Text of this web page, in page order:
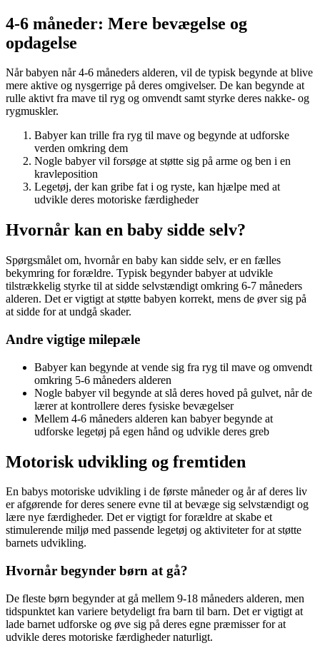
4-6 måneder: Mere bevægelse og
opdagelse
Når babyen når 4-6 måneders alderen, vil de typisk begynde at blive
mere aktive og nysgerrige på deres omgivelser. De kan begynde at
rulle aktivt fra mave til ryg og omvendt samt styrke deres nakke- og
rygmuskler.
Babyer kan trille fra ryg til mave og begynde at udforske
verden omkring dem
Nogle babyer vil forsøge at støtte sig på arme og ben i en
kravleposition
Legetøj, der kan gribe fat i og ryste, kan hjælpe med at
udvikle deres motoriske færdigheder
Hvornår kan en baby sidde selv?
Spørgsmålet om, hvornår en baby kan sidde selv, er en fælles
bekymring for forældre. Typisk begynder babyer at udvikle
tilstrækkelig styrke til at sidde selvstændigt omkring 6-7 måneders
alderen. Det er vigtigt at støtte babyen korrekt, mens de øver sig på
at sidde for at undgå skader.
Andre vigtige milepæle
Babyer kan begynde at vende sig fra ryg til mave og omvendt
omkring 5-6 måneders alderen
Nogle babyer vil begynde at slå deres hoved på gulvet, når de
lærer at kontrollere deres fysiske bevægelser
Mellem 4-6 måneders alderen kan babyer begynde at
udforske legetøj på egen hånd og udvikle deres greb
Motorisk udvikling og fremtiden
En babys motoriske udvikling i de første måneder og år af deres liv
er afgørende for deres senere evne til at bevæge sig selvstændigt og
lære nye færdigheder. Det er vigtigt for forældre at skabe et
stimulerende miljø med passende legetøj og aktiviteter for at støtte
barnets udvikling.
Hvornår begynder børn at gå?
De fleste børn begynder at gå mellem 9-18 måneders alderen, men
tidspunktet kan variere betydeligt fra barn til barn. Det er vigtigt at
lade barnet udforske og øve sig på deres egne præmisser for at
udvikle deres motoriske færdigheder naturligt.